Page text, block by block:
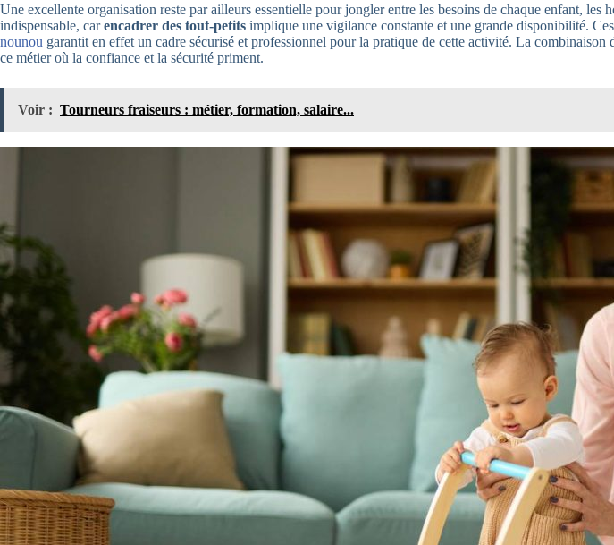
Une excellente organisation reste par ailleurs essentielle pour jongler entre les besoins de chaque enfant,
indispensable, carencadrer des tout-petits implique une vigilance constante et une grande disponibilité.
nounou garantit en effet un cadre sécurisé et professionnel pour la pratique de cette activité. La
ce métier où la confiance et la sécurité priment.
Voir : Tourneurs fraiseurs : métier, formation, salaire...